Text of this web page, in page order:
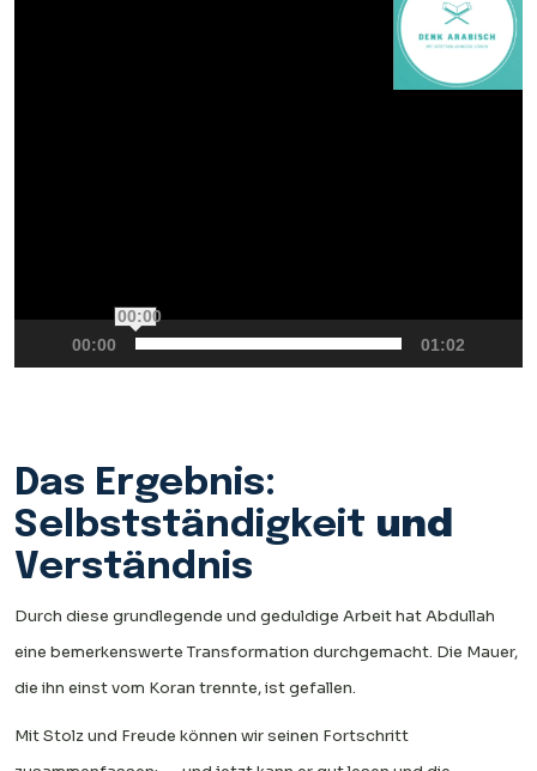
00:00
00:00
01:02
Das Ergebnis:
Selbstständigkeit und
Verständnis
Durch diese grundlegende und geduldige Arbeit hat Abdullah
eine bemerkenswerte Transformation durchgemacht. Die Mauer,
die ihn einst vom Koran trennte, ist gefallen.
Mit Stolz und Freude können wir seinen Fortschritt